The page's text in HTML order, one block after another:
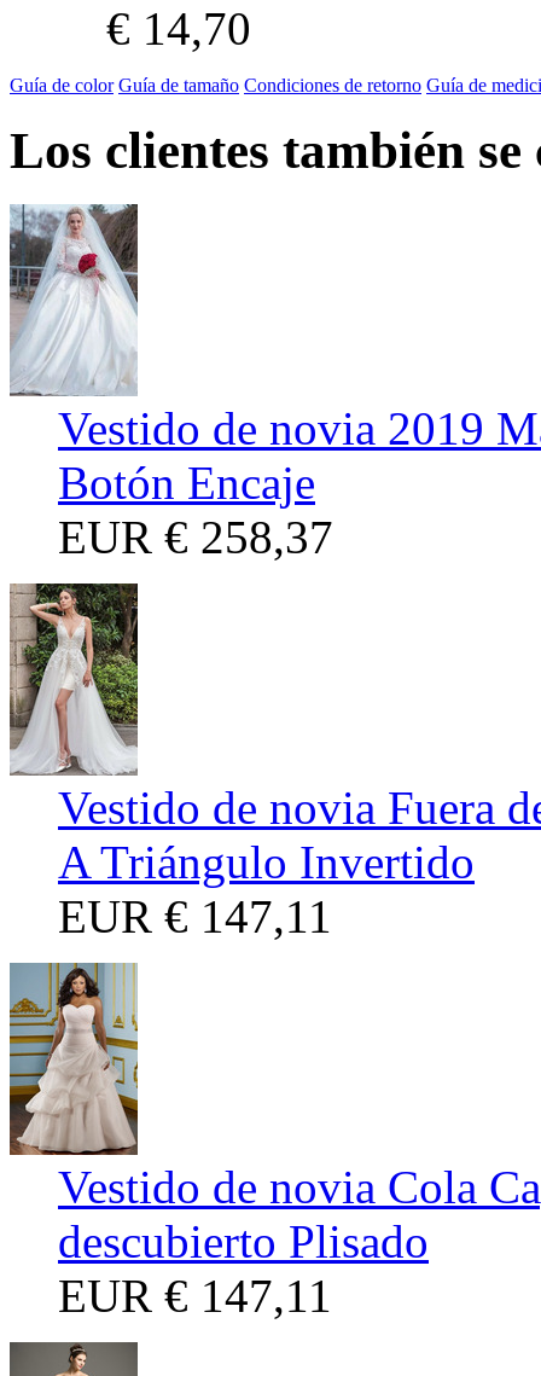
€ 14,70
Guía de color Guía de tamaño Condiciones de retorno Guía de
Los clientes también se
Vestido de novia 2019
Botón Encaje
EUR € 258,37
Vestido de novia Fuera
A Triángulo Invertido
EUR € 147,11
Vestido de novia Cola
descubierto Plisado
EUR € 147,11